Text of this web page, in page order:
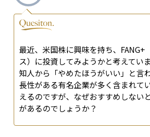
最近、米国株に興味を持ち、FANG+
ス）に投資してみようかと考えてい
知人から「やめたほうがいい」と言
長性がある有名企業が多く含まれて
えるのですが、なぜおすすめしない
があるのでしょうか？